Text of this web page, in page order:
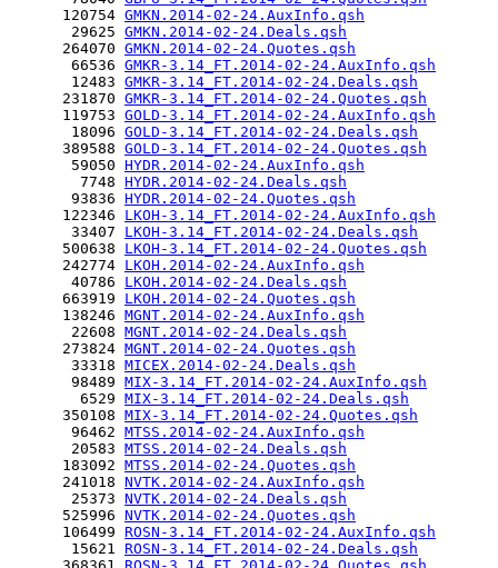
      120754
GMKN.2014-02-24.AuxInfo.qsh
       29625
GMKN.2014-02-24.Deals.qsh
      264070
GMKN.2014-02-24.Quotes.qsh
       66536
GMKR-3.14_FT.2014-02-24.AuxInfo.qsh
       12483
GMKR-3.14_FT.2014-02-24.Deals.qsh
      231870
GMKR-3.14_FT.2014-02-24.Quotes.qsh
      119753
GOLD-3.14_FT.2014-02-24.AuxInfo.qsh
       18096
GOLD-3.14_FT.2014-02-24.Deals.qsh
      389588
GOLD-3.14_FT.2014-02-24.Quotes.qsh
       59050
HYDR.2014-02-24.AuxInfo.qsh
        7748
HYDR.2014-02-24.Deals.qsh
       93836
HYDR.2014-02-24.Quotes.qsh
      122346
LKOH-3.14_FT.2014-02-24.AuxInfo.qsh
       33407
LKOH-3.14_FT.2014-02-24.Deals.qsh
      500638
LKOH-3.14_FT.2014-02-24.Quotes.qsh
      242774
LKOH.2014-02-24.AuxInfo.qsh
       40786
LKOH.2014-02-24.Deals.qsh
      663919
LKOH.2014-02-24.Quotes.qsh
      138246
MGNT.2014-02-24.AuxInfo.qsh
       22608
MGNT.2014-02-24.Deals.qsh
      273824
MGNT.2014-02-24.Quotes.qsh
       33318
MICEX.2014-02-24.Deals.qsh
       98489
MIX-3.14_FT.2014-02-24.AuxInfo.qsh
        6529
MIX-3.14_FT.2014-02-24.Deals.qsh
      350108
MIX-3.14_FT.2014-02-24.Quotes.qsh
       96462
MTSS.2014-02-24.AuxInfo.qsh
       20583
MTSS.2014-02-24.Deals.qsh
      183092
MTSS.2014-02-24.Quotes.qsh
      241018
NVTK.2014-02-24.AuxInfo.qsh
       25373
NVTK.2014-02-24.Deals.qsh
      525996
NVTK.2014-02-24.Quotes.qsh
      106499
ROSN-3.14_FT.2014-02-24.AuxInfo.qsh
       15621
ROSN-3.14_FT.2014-02-24.Deals.qsh